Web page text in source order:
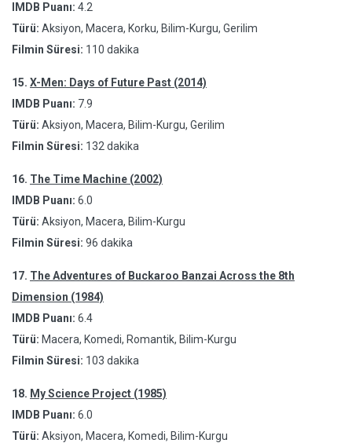
IMDB Puanı: 4.2
Türü: Aksiyon, Macera, Korku, Bilim-Kurgu, Gerilim
Filmin Süresi: 110 dakika
15. X-Men: Days of Future Past (2014)
IMDB Puanı: 7.9
Türü: Aksiyon, Macera, Bilim-Kurgu, Gerilim
Filmin Süresi: 132 dakika
16. The Time Machine (2002)
IMDB Puanı: 6.0
Türü: Aksiyon, Macera, Bilim-Kurgu
Filmin Süresi: 96 dakika
17. The Adventures of Buckaroo Banzai Across the 8th
Dimension (1984)
IMDB Puanı: 6.4
Türü: Macera, Komedi, Romantik, Bilim-Kurgu
Filmin Süresi: 103 dakika
18. My Science Project (1985)
IMDB Puanı: 6.0
Türü: Aksiyon, Macera, Komedi, Bilim-Kurgu